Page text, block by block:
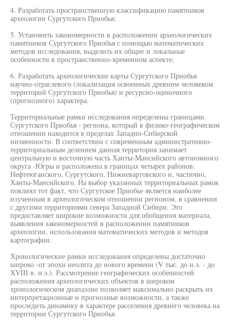
4. Разработать пространственную классификацию памятников
археологии Сургутского Приобья;
5. Установить закономерности в расположении археологических
памятников Сургутского Приобья с помощью математических
методов исследования, выделить их общие и локальные
особенности в пространственно-временном аспекте;
6. Разработать археологические карты Сургутского Приобья
научно-отраслевого (локализация освоенных древним человеком
территорий Сургутского Приобья) и ресурсно-оценочного
(прогнозного) характера.
Территориальные рамки исследования определены границами
Сургутского Приобья - региона, который в физико-географическом
отношении находится в пределах Западно-Сибирской
низменности. В соответствии с современным административно-
территориальным делением данная территория занимает
центральную и восточную часть Ханты-Мансийского автономного
округа -Югры и расположена в границах четырех районов:
Нефтеюганского, Сургутского, Нижневартовского и, частично,
Ханты-Мансийского. На выбор указанных территориальных рамок
повлиял тот факт, что Сургутское Приобье является наиболее
изученным в археологическом отношении регионом, в сравнении
с другими территориями севера Западной Сибири. Это
предоставляет широкие возможности для обобщения материала,
выявления закономерностей в расположении памятников
археологии, использования математических методов и методов
картографии.
Хронологические рамки исследования определены достаточно
широко -от эпохи неолита до нового времени (V тыс. до н.э. - до
XVIII в. н.э.). Рассмотрение географических особенностей
расположения археологических объектов в широком
хронологическом диапазоне позволяет максимально раскрыть их
интерпретационные и прогнозные возможности, а также
проследить динамику в характере расселения древнего человека на
территории Сургутского Приобья.